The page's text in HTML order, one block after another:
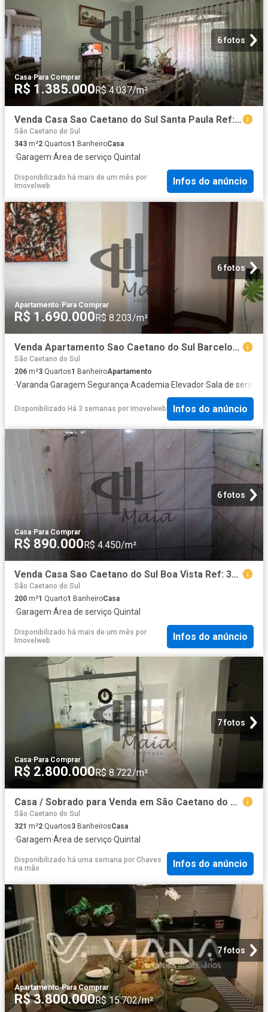
6 fotos
Casa· Para Comprar
R$ 1.385.000R$ 4.037/m²
Venda Casa Sao Caetano do Sul Santa Paula Ref: 40843
São Caetano do Sul
343 m²2 Quartos1 BanheiroCasa
·Garagem·Área de serviço·Quintal
Disponibilizado há mais de um mês por
Imovelweb
Infos do anúncio
6 fotos
Apartamento·Para Comprar
R$ 1.690.000R$ 8.203/m²
Venda Apartamento Sao Caetano do Sul Barcelona Ref: 30959
São Caetano do Sul
206 m²3 Quartos1 BanheiroApartamento
·Varanda·Garagem·Segurança·Academia·Elevador·Sala de serviços
Disponibilizado Há 3 semanas por Imovelweb Infos do anúncio
6 fotos
Casa· Para Comprar
R$ 890.000 R$ 4.450/m²
Venda Casa Sao Caetano do Sul Boa Vista Ref: 38635
São Caetano do Sul
200 m²1 Quarto1 BanheiroCasa
·Garagem·Área de serviço·Quintal
Disponibilizado há mais de um mês por
Imovelweb
Infos do anúncio
7 fotos
Casa· Para Comprar
R$ 2.800.000R$ 8.722/m²
Casa / Sobrado para Venda em São Caetano do Sul/SP Olímpico 2 Quartos
São Caetano do Sul
321 m²2 Quartos3 BanheirosCasa
·Garagem·Área de serviço·Quintal
Disponibilizado há uma semana por Chaves
na mão
Infos do anúncio
7 fotos
Apartamento·Para Comprar
R$ 3.800.000R$ 15.702/m²